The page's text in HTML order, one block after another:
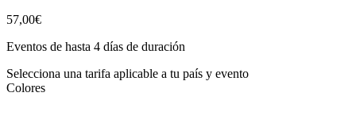
57,00€
Eventos de hasta 4 días de duración
Selecciona una tarifa aplicable a tu país y evento
Colores